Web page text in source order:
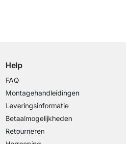
Help
FAQ
Montagehandleidingen
Leveringsinformatie
Betaalmogelijkheden
Retourneren